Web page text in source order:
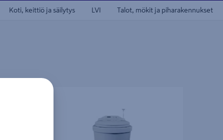
Koti, keittiö ja säilytys LVI Talot, mökit ja piharakennukset